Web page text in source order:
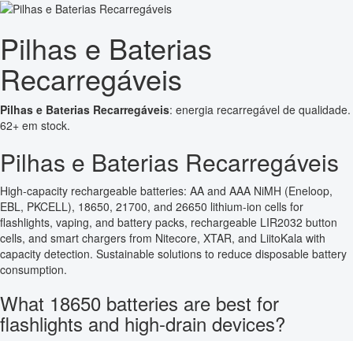
Pilhas e Baterias
Recarregáveis
Pilhas e Baterias Recarregáveis: energia recarregável de qualidade.
62+ em stock.
Pilhas e Baterias Recarregáveis
High-capacity rechargeable batteries: AA and AAA NiMH (Eneloop,
EBL, PKCELL), 18650, 21700, and 26650 lithium-ion cells for
flashlights, vaping, and battery packs, rechargeable LIR2032 button
cells, and smart chargers from Nitecore, XTAR, and LiitoKala with
capacity detection. Sustainable solutions to reduce disposable battery
consumption.
What 18650 batteries are best for
flashlights and high-drain devices?